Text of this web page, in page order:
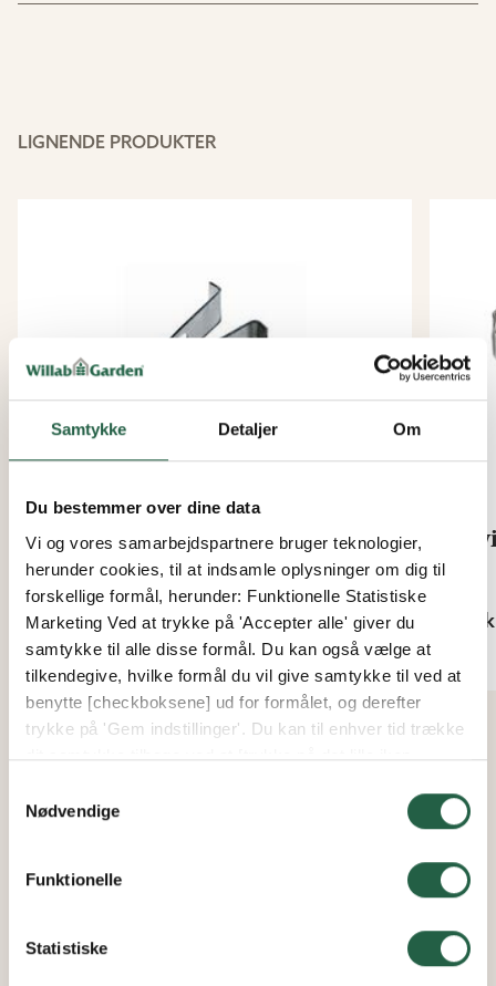
Samtykke Detaljer Om
Du bestemmer over dine data
Vi og vores samarbejdspartnere bruger teknologier,
herunder cookies, til at indsamle oplysninger om dig til
forskellige formål, herunder: Funktionelle Statistiske
Marketing Ved at trykke på 'Accepter alle' giver du
samtykke til alle disse formål. Du kan også vælge at
tilkendegive, hvilke formål du vil give samtykke til ved at
benytte [checkboksene] ud for formålet, og derefter
trykke på 'Gem indstillinger'. Du kan til enhver tid trække
dit samtykke tilbage ved at [trykke på det lille ikon
mere om vores brug af cookies og andre teknologier,
personlige oplysninger
Nødvendige
Funktionelle
Statistiske
LIGNENDE PRODUKTER
Planteophængnings-klemme
Fra
71 kr. 63